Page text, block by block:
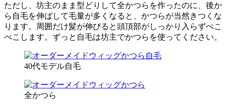
ただし、坊主のまま型どりして全かつらを作ったのに、後か
ら自毛を伸ばして毛量が多くなると、かつらが当然きつくな
ります。周囲だけ髪が伸びると頭頂部がしっかり入らずぺこ
ぺこします。ずっと自毛は坊主でかつらを使ってください。
40代モデル自毛
全かつら